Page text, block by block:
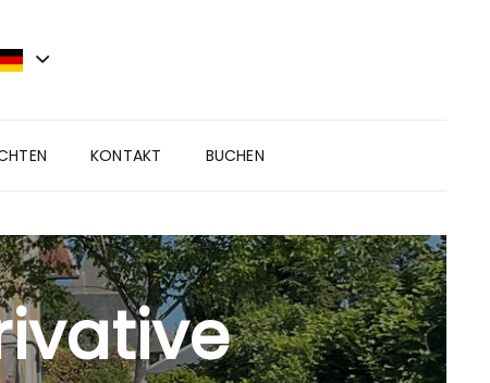
KONTAKT BUCHEN